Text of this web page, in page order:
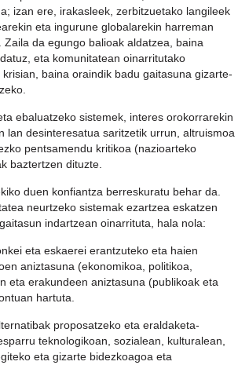
izan ere, irakasleek, zerbitzuetako langileek
eta ingurune globalarekin harreman
da egungo balioak aldatzea, baina
eta komunitatean oinarritutako
baina oraindik badu gaitasuna gizarte-
ebaluatzeko sistemek, interes orokorrarekin
lan desinteresatua saritzetik urrun, altruismoa
pentsamendu kritikoa (nazioarteko
baztertzen dituzte.
duen konfiantza berreskuratu behar da.
neurtzeko sistemak ezartzea eskatzen
indartzean oinarrituta, hala nola:
eta eskaerei erantzuteko eta haien
aniztasuna (ekonomikoa, politikoa,
eta erakundeen aniztasuna (publikoak eta
hartuta.
proposatzeko eta eraldaketa-
teknologikoan, sozialean, kulturalean,
eta gizarte bidezkoagoa eta